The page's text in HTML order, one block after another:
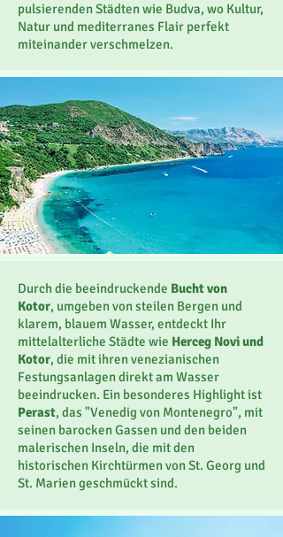
pulsierenden Städten wie Budva, wo Kultur,
Natur und mediterranes Flair perfekt
miteinander verschmelzen.
Durch die beeindruckende Bucht von
Kotor, umgeben von steilen Bergen und
klarem, blauem Wasser, entdeckt Ihr
mittelalterliche Städte wie Herceg Novi und
Kotor, die mit ihren venezianischen
Festungsanlagen direkt am Wasser
beeindrucken. Ein besonderes Highlight ist
Perast, das "Venedig von Montenegro", mit
seinen barocken Gassen und den beiden
malerischen Inseln, die mit den
historischen Kirchtürmen von St. Georg und
St. Marien geschmückt sind.